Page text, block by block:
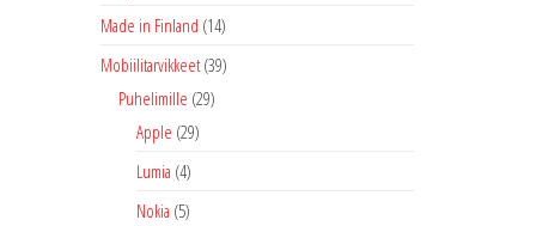
Made in Finland (14)
Mobiilitarvikkeet (39)
Puhelimille (29)
Apple (29)
Lumia (4)
Nokia (5)